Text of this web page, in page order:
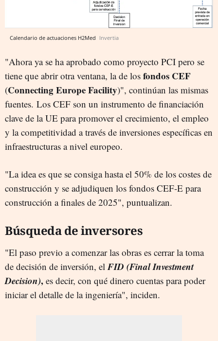
Calendario de actuaciones H2Med Invertia
"Ahora ya se ha aprobado como proyecto PCI pero se
tiene que abrir otra ventana, la de los fondos CEF
(Connecting Europe Facility)", continúan las mismas
fuentes. Los CEF son un instrumento de financiación
clave de la UE para promover el crecimiento, el empleo
y la competitividad a través de inversiones específicas en
infraestructuras a nivel europeo.
"La idea es que se consiga hasta el 50% de los costes de
construcción y se adjudiquen los fondos CEF-E para
construcción a finales de 2025", puntualizan.
Búsqueda de inversores
"El paso previo a comenzar las obras es cerrar la toma
de decisión de inversión, elFID (Final Investment
Decision), es decir, con qué dinero cuentas para poder
iniciar el detalle de la ingeniería", inciden.